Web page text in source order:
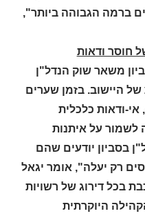
ברמה הגבוהה ביותר",
חוסר ודאות
משאר שוק הנדל"ן
היישוב. בזמן שערים
ודאות כלכלית
לשמור על איתנות
בסביון יודעים שהם
רק יעלה", אומר יגאל
בכל דירוג של רשויות
היוקרתית